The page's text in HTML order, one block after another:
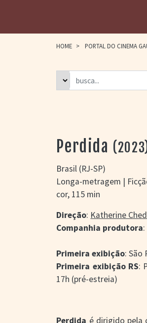
HOME > PORTAL DO CINEMA
Perdida
Brasil (RJ-SP)
Longa-metragem |
cor, 115 min
Direção: Katherine
Companhia produtora
Primeira exibição: São
Primeira exibição RS:
17h (pré-estreia)
Perdida é dirigido pela